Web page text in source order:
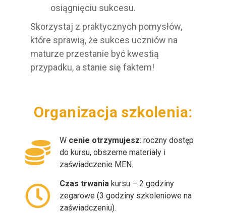
osiągnięciu sukcesu.
Skorzystaj z praktycznych pomysłów,
które sprawią, że sukces uczniów na
maturze przestanie być kwestią
przypadku, a stanie się faktem!
Organizacja
W cenie otrzymujesz: roczny dostęp
do kursu, obszerne materiały i
zaświadczenie MEN.
Czas trwaniakursu – 2 godziny
zegarowe (3 godziny szkoleniowe na
zaświadczeniu).